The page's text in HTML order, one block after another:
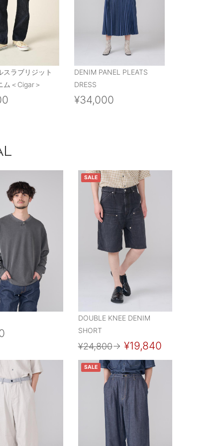
スラブリジット
ム＜Cigar＞
DENIM PANEL PLEATS
DRESS
¥34,000
SALE
DOUBLE KNEE DENIM
SHORT
¥24,800→ ¥19,840
SALE